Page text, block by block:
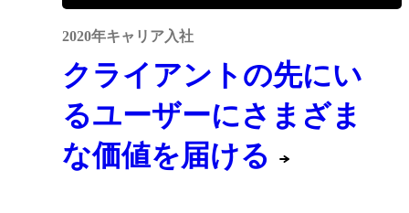
2020年キャリア入社
クライアントの先にい
るユーザーにさまざま
な価値を届ける